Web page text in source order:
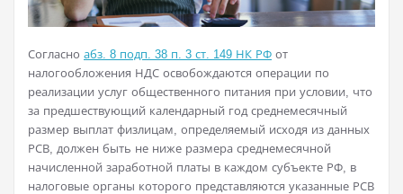
Согласно абз. 8 подп. 38 п. 3 ст. 149 НК РФ от
налогообложения НДС освобождаются операции по
реализации услуг общественного питания при условии, что
за предшествующий календарный год среднемесячный
размер выплат физлицам, определяемый исходя из данных
РСВ, должен быть не ниже размера среднемесячной
начисленной заработной платы в каждом субъекте РФ, в
налоговые органы которого представляются указанные РСВ